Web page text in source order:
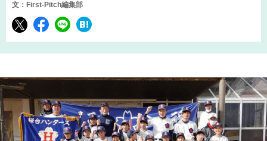
文：First-Pitch編集部